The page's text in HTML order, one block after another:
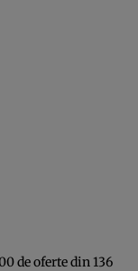
de oferte din 136